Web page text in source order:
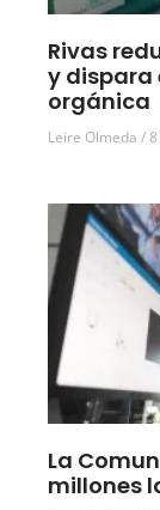
Rivas
y dispara
orgánica
Leire Olmeda
La
millones